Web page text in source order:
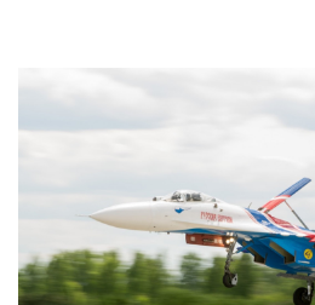
Волгоград
Воронеж
Е